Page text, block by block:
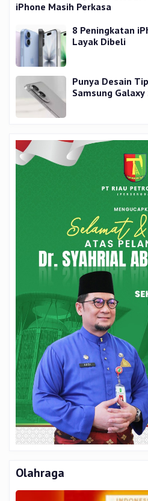
iPhone Masih Perkasa
8 Peningkatan
Layak Dibeli
Punya Desain
Samsung
Olahraga